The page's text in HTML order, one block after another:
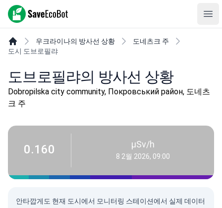
SaveEcoBot
우크라이나의 방사선 상황
도네츠크 주
도시 도브로필랴
도브로필랴의 방사선 상황
Dobropilska city community, Покровський район, 도네츠
크 주
0.160 µSv/h
8 2월 2026, 09:00
안타깝게도 현재 도시에서 모니터링 스테이션에서 실제 데이터